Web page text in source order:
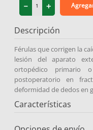
＋
－
Descripción
Férulas que corrigen la
lesión del aparato
ortopédico primario
postoperatorio en
deformidad de dedos en
Características